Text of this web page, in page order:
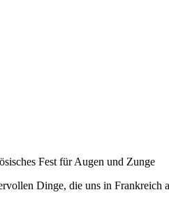
Fest für Augen und Zunge
Dinge, die uns in Frankreich